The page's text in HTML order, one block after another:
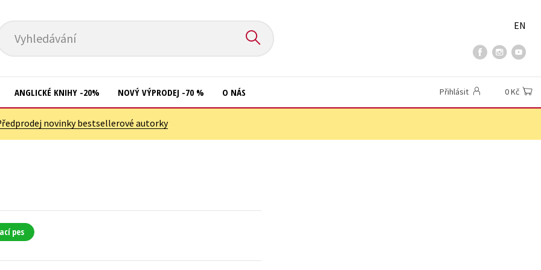
Vyhledávání
EN
ANGLICKÉ KNIHY -20% NOVÝ VÝPRODEJ -70 % O NÁS Přihlásit 0 Kč
novinky bestsellerové autorky
pes